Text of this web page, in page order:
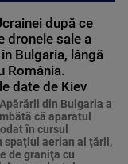
după ce
dronele sale a
Bulgaria, lângă
România.
date de Kiev
din Bulgaria a
că aparatul
în cursul
spaţiul aerian al ţării,
de graniţa cu